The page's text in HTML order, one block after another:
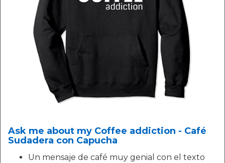
Ask me about my Coffee addiction - Café
Sudadera con Capucha
Un mensaje de café muy genial con el texto